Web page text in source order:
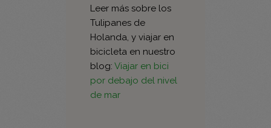
Holanda, y viajar en
bicicleta en nuestro
blog:Viajar en bici
por debajo del nivel
de mar